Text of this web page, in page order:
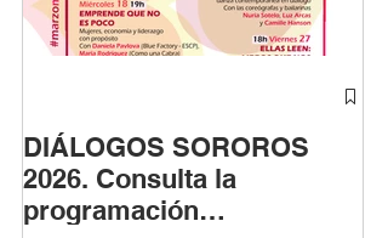
DIÁLOGOS SOROROS
2026. Consulta la
programación